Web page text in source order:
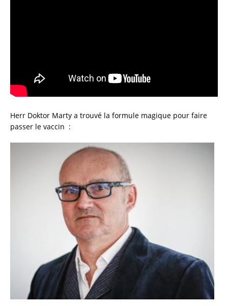
Herr Doktor Marty a trouvé la formule magique pour faire
passer le vaccin :